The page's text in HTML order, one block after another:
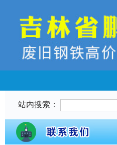
站内搜索：